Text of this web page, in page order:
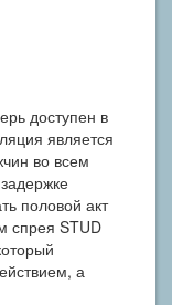
доступен в
является
во всем
половой акт
спрея STUD
а